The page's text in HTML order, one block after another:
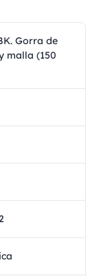
Gorra de
malla (150